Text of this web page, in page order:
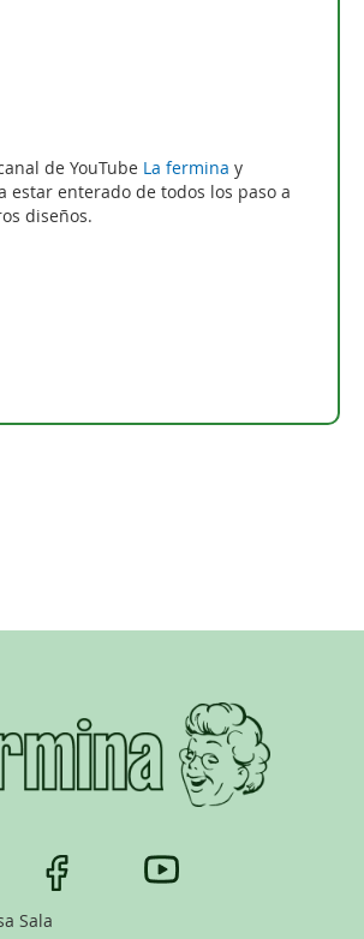
de YouTube La fermina y
estar enterado de todos los paso a
diseños.
Sala